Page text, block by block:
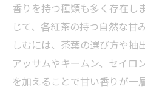
香りを持つ種類も多く存在し
じて、各紅茶の持つ自然な甘
しむには、茶葉の選び方や抽
アッサムやキームン、セイロ
を加えることで甘い香りが一